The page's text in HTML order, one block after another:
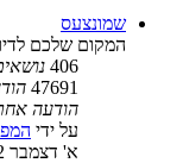
שמונצעס
המקום שלכם
406
47691
הודעה
על ידי
א' דצמבר 22, 2024 9:15 pm